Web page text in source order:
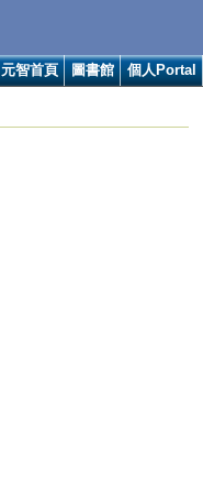
元智首頁 圖書館 個人Portal